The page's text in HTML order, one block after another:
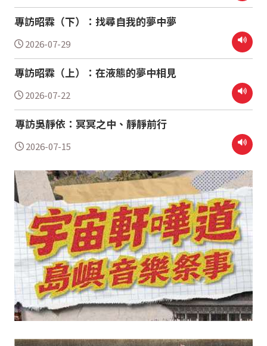
專訪昭霖（下）：找尋自我的夢中夢
2026-07-29
專訪昭霖（上）：在液態的夢中相見
2026-07-22
專訪吳靜依：冥冥之中、靜靜前行
2026-07-15